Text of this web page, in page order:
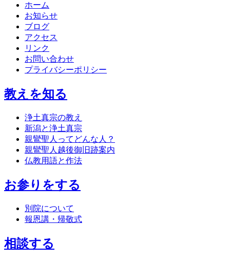
ホーム
お知らせ
ブログ
アクセス
リンク
お問い合わせ
プライバシーポリシー
教えを知る
浄土真宗の教え
新潟と浄土真宗
親鸞聖人ってどんな人？
親鸞聖人越後御旧跡案内
仏教用語と作法
お参りをする
別院について
報恩講・帰敬式
相談する